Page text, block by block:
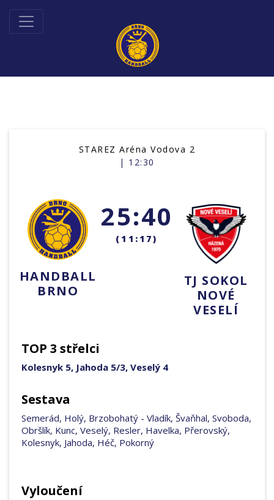
STAREZ Aréna Vodova 2
| 12:30
HANDBALL
BRNO
25:40
(11:17)
TJ SOKOL
NOVÉ
VESELÍ
TOP 3 střelci
Kolesnyk 5, Jahoda 5/3, Veselý 4
Sestava
Semerád, Holý, Brzobohatý - Vladík, Švaňhal, Svoboda,
Obršlík, Kunc, Veselý, Resler, Havelka, Přerovský,
Kolesnyk, Jahoda, Héč, Pokorný
Vyloučení